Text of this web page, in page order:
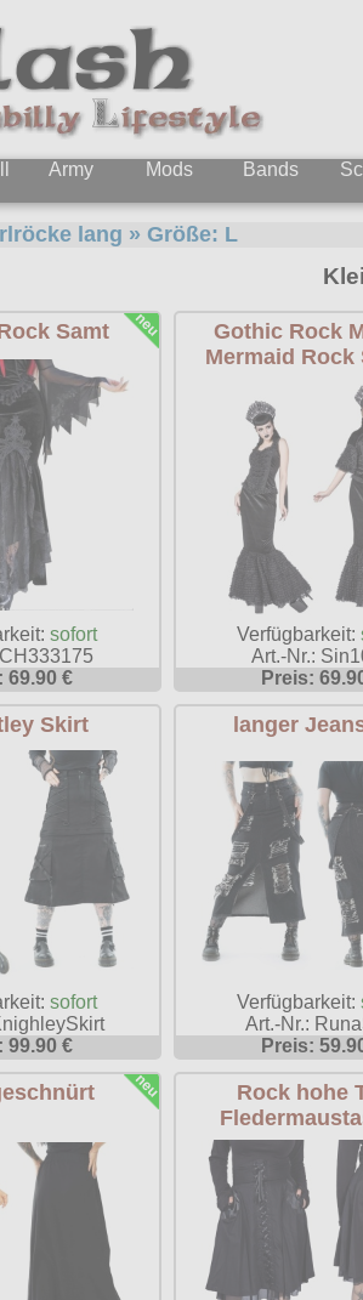
Army Mods Bands
lang » Größe: L
Samt
sofort
69.90 €
Gothic Rock
Mermaid Rock
Verfügbarkeit:
Art.-Nr.:
Preis:
Skirt
sofort
99.90 €
langer
Verfügbarkeit:
Art.-Nr.:
Preis:
Rock hohe